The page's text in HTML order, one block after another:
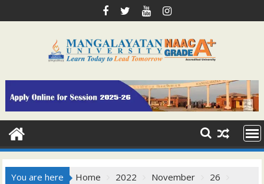
to
You are here Home 2022 November
26